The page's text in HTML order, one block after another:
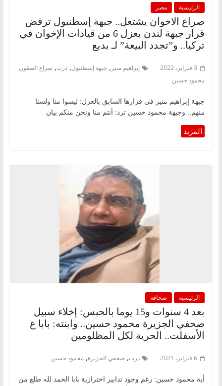
الرئيسية مصر
صراع الاخوان يشتعل.. جبهة إسطنبول ترفض
قرار جبهة لندن بعزل 6 من قيادات الإخوان في
تركيا.. و”تجدد البيعة” لـ بديع
3 فبراير، 2022 إبراهيم منير , جبهة إسطنبول, درب, صراع الصقور ,
محمود حسين
جبهة إبراهيم منير في قرارها السابق بالعزل: ليسوا منا ولسنا
منهم.. وجبهة محمود حسين ترد: أنتم منا ونحن منكم بيان
الرئيسية صحافة
بعد 4 سنوات و15 يوما بالحبس: إخلاء سبيل
صحفي الجزيرة محمود حسين.. وابنته: بابا ع
الأسفلت.. الحرية لكل المظلومين
6 فبراير، 2021 درب, صحفي الجزيرة, محمود حسين
أية محمود حسين: رغم وجود تدابير احترازية بابا الحمد لله طلع من